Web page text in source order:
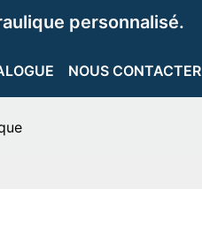
personnalisé.
NOUS CONTACTER